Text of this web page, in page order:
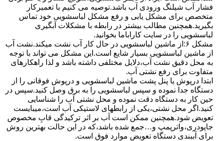
فشار آب شیلنگ ورودی آب باشد.توصیه می کنیم با تعمیرکار
متخصص برای مشکل یابی و رفع مشکل لباسشویی خود تماس
بگیرید.همچنین مطالب بیشتر در رابطه با مشکلات آبگیری
لباسشویی را در سایت کاراباما بخوانید.
مشکل ۶:از ﻣﺎﺷﯿﻦ لباسشویی در ﺣﺎل ﮐﺎر آب ﻧﺸﺖ میکند.نشت آب
از ماشین لباسشویی بسیار شایع است.این مشکل می تواند با توجه
به محل دقیق نشت آب،دلایل مختلفی داشته باشد و لذا راهکارهای
متفاوت برای رفع نشتی آب.
ابتدا درپوش یا پنل ﭘﺸﺖ ﻣﺎﺷﯿﻦ لباسشویی و درپوش ﻓﻮﻗﺎﻧﯽ را از
دستگاه ﺟﺪا ﻧﻤﻮده و ﺳﭙﺲ لباسشویی را ﺑﻪ ﺑﺮق وصل ﮐﻨﯿﺪ.سپس در
حین کار به دستگاه دقت نموده و ﻣﺤﻞ نشتی آب را ﺷﻨﺎﺳﺎﯾﯽ
کنید.اﮔﺮ ﻣﺤﻞ نشتی،ﯾﮑﯽ از رابطهای ﻻﺳﺘﯿﮑﯽ آب اﺳﺖ،میبایست
ﺗﻌﻮﯾﺾ شود.همچنین ﻣﻤﮑﻦ اﺳﺖ آب بر اثر ﺗﺮﮐﯿﺪﮔﯽ قابِ ﻣﺨﺼﻮص
ﺟﺎﭘﻮدری،واترپمپ و…جمع شده ﺑﺎﺷﺪ،ﮐﻪ در این حالت بهترین روش
برای آببندی دستگاه ﺗﻌﻮﯾﺾ ﻣﻮارد ﻓﻮق اﺳﺖ.